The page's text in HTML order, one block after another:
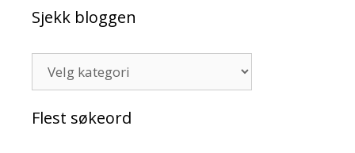
Sjekk bloggen
bloggen
Flest søkeord